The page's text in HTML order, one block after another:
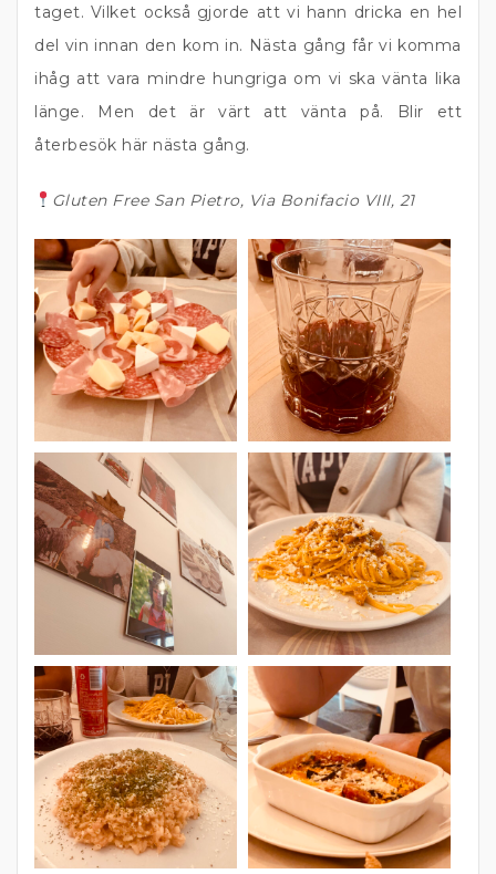
taget. Vilket också gjorde att vi hann dricka en hel
del vin innan den kom in. Nästa gång får vi komma
ihåg att vara mindre hungriga om vi ska vänta lika
länge. Men det är värt att vänta på. Blir ett
återbesök här nästa gång.
Gluten Free San Pietro, Via Bonifacio VIII, 21